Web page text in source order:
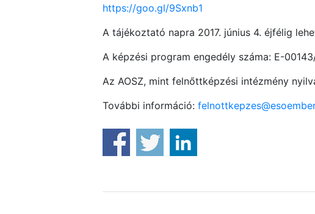
https://goo.gl/9Sxnb1
A tájékoztató napra 2017. június 4. éjfélig
A képzési program engedély száma: E-
Az AOSZ, mint felnőttképzési intézmény
További információ: